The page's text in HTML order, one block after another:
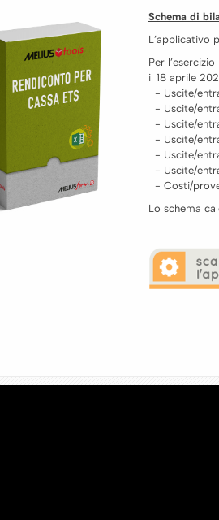
Schema di
L’applicativo
Per
il 18 aprile
- Uscite/
- Uscite/
- Uscite/
- Uscite/
- Uscite/
- Uscite/
- Costi/
Lo schema